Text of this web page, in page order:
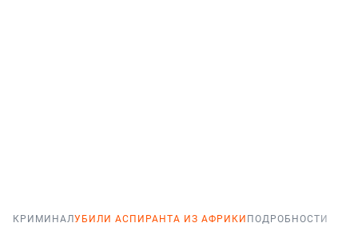
КРИМИНАЛУБИЛИ АСПИРАНТА ИЗ АФРИКИ ПОДРОБНОСТИ